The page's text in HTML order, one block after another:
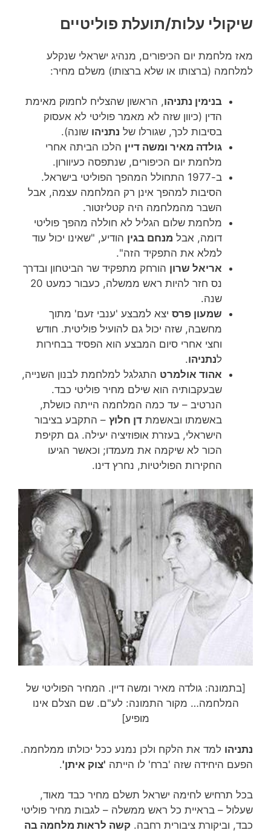
שיקולי עלות/תועלת פוליטיים
מאז מלחמת יום הכיפורים, מנהיג ישראלי שנקלע
למלחמה (ברצותו או שלא ברצותו) משלם מחיר:
בנימין נתניהו, הראשון שהצליח לחמוק מאימת
הדין (כיוון שזה לא מאמר פוליטי לא אעסוק
בסיבות לכך, שגורלו של נתניהו שונה).
גולדה מאיר ומשה דיין הלכו הביתה אחרי
מלחמת יום הכיפורים, שנתפסה כעיוורון.
ב-1977 התחולל המהפך הפוליטי בישראל.
הסיבות למהפך אינן רק המלחמה עצמה, אבל
השבר מהמלחמה היה קטליזטור.
מלחמת שלום הגליל לא חוללה מהפך פוליטי
דומה, אבל מנחם בגין הודיע, "שאינו יכול עוד
למלא את התפקיד הזה".
אריאל שרון הורחק מתפקיד שר הביטחון ובדרך
נס חזר להיות ראש ממשלה, כעבור כמעט 20
שנה.
שמעון פרס יצא למבצע 'ענבי זעם' מתוך
מחשבה, שזה יכול גם להועיל פוליטית. חודש
וחצי אחרי סיום המבצע הוא הפסיד בבחירות
לנתניהו.
אהוד אולמרט התגלגל למלחמת לבנון השנייה,
שבעקבותיה הוא שילם מחיר פוליטי כבד.
הנרטיב – עד כמה המלחמה הייתה כושלת,
באשמתו ובאשמת דן חלוץ – התקבע בציבור
הישראלי, בעזרת אופוזיציה יעילה. גם תקיפת
הכור לא שיקמה את מעמדו; וכאשר הגיעו
החקירות הפוליטיות, נחרץ דינו.
[בתמונה: גולדה מאיר ומשה דיין. המחיר הפוליטי של
המלחמה… מקור התמונה: לע"ם. שם הצלם אינו
מופיע]
נתניהו למד את הלקח ולכן נמנע ככל יכולתו ממלחמה.
הפעם היחידה שזה 'ברח' לו הייתה 'צוק איתן'.
בכל תרחיש לחימה ישראל תשלם מחיר כבד מאוד,
שעלול – בראיית כל ראש ממשלה – לגבות מחיר פוליטי
כבד, וביקורת ציבורית רחבה. קשה לראות מלחמה בה